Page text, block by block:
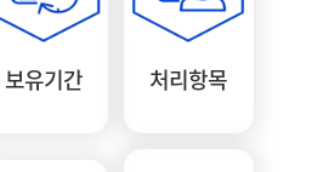
보유기간 처리항목